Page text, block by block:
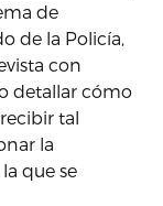
de
de la Policía,
con
detallar cómo
tal
la
que se